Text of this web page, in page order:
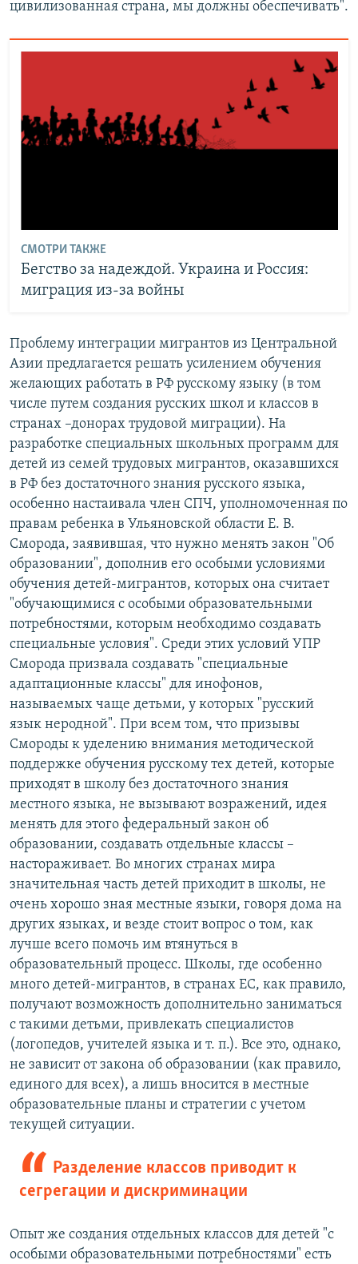
цивилизованная страна, мы должны обеспечивать".
СМОТРИ ТАКЖЕ
Бегство за надеждой. Украина и Россия:
миграция из-за войны
Проблему интеграции мигрантов из Центральной
Азии предлагается решать усилением обучения
желающих работать в РФ русскому языку (в том
числе путем создания русских школ и классов в
странах –донорах трудовой миграции). На
разработке специальных школьных программ для
детей из семей трудовых мигрантов, оказавшихся
в РФ без достаточного знания русского языка,
особенно настаивала член СПЧ, уполномоченная по
правам ребенка в Ульяновской области Е. В.
Сморода, заявившая, что нужно менять закон "Об
образовании", дополнив его особыми условиями
обучения детей-мигрантов, которых она считает
"обучающимися с особыми образовательными
потребностями, которым необходимо создавать
специальные условия". Среди этих условий УПР
Сморода призвала создавать "специальные
адаптационные классы" для инофонов,
называемых чаще детьми, у которых "русский
язык неродной". При всем том, что призывы
Смороды к уделению внимания методической
поддержке обучения русскому тех детей, которые
приходят в школу без достаточного знания
местного языка, не вызывают возражений, идея
менять для этого федеральный закон об
образовании, создавать отдельные классы –
настораживает. Во многих странах мира
значительная часть детей приходит в школы, не
очень хорошо зная местные языки, говоря дома на
других языках, и везде стоит вопрос о том, как
лучше всего помочь им втянуться в
образовательный процесс. Школы, где особенно
много детей-мигрантов, в странах ЕС, как правило,
получают возможность дополнительно заниматься
с такими детьми, привлекать специалистов
(логопедов, учителей языка и т. п.). Все это, однако,
не зависит от закона об образовании (как правило,
единого для всех), а лишь вносится в местные
образовательные планы и стратегии с учетом
текущей ситуации.
Разделение классов приводит к
сегрегации и дискриминации
Опыт же создания отдельных классов для детей "с
особыми образовательными потребностями" есть